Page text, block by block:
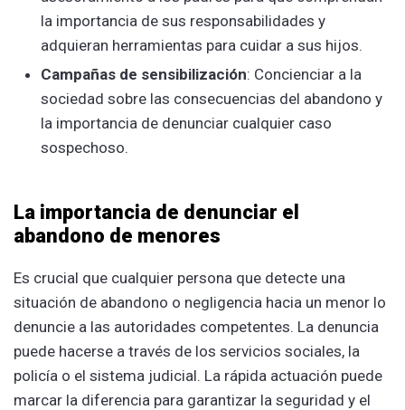
la importancia de sus responsabilidades y
adquieran herramientas para cuidar a sus hijos.
Campañas de sensibilización: Concienciar a la
sociedad sobre las consecuencias del abandono y
la importancia de denunciar cualquier caso
sospechoso.
La importancia de denunciar el
abandono de menores
Es crucial que cualquier persona que detecte una
situación de abandono o negligencia hacia un menor lo
denuncie a las autoridades competentes. La denuncia
puede hacerse a través de los servicios sociales, la
policía o el sistema judicial. La rápida actuación puede
marcar la diferencia para garantizar la seguridad y el